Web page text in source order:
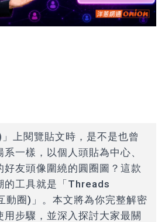
上閱覽貼文時，是不是也曾
一樣，以個人頭貼為中心、
好友頭像圍繞的圓圈圖？這款
的工具就是「Threads
圈)」。本文將為你完整解密
用步驟，並深入探討大家最關